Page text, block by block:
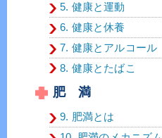
5. 健康と運動
6. 健康と休養
7. 健康とアルコール
8. 健康とたばこ
肥 満
9. 肥満とは